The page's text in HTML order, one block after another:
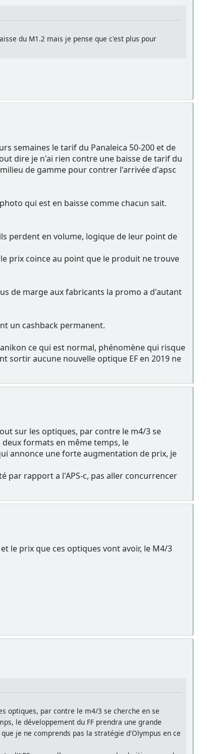
du M1.2 mais je pense que c'est plus pour
semaines le tarif du Panaleica 50-200 et de
dire je n'ai rien contre une baisse de tarif du
de gamme pour contrer l'arrivée d'apsc
qui est en baisse comme chacun sait.
perdent en volume, logique de leur point de
prix coince au point que le produit ne trouve
de marge aux fabricants la promo a d'autant
un cashback permanent.
ce qui est normal, phénomène qui risque
sortir aucune nouvelle optique EF en 2019 ne
sur les optiques, par contre le m4/3 se
formats en même temps, le
annonce une forte augmentation de prix, je
par rapport a l'APS-c, pas aller concurrencer
le prix que ces optiques vont avoir, le M4/3
optiques, par contre le m4/3 se cherche en se
le développement du FF prendra une grande
je ne comprends pas la stratégie d'Olympus en ce